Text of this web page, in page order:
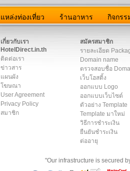
แหล่งท่องเที่ยว ร้านอาหาร กิจกรร
เกี่ยวกับเรา
HotelDirect.in.th
ติดต่อเรา
ข่าวสาร
แผนผัง
โฆษณา
User Agreement
Privacy Policy
สมาชิก
สมัครสมาชิก
รายละเอียด
Domain name
ตรวจสอบชื่อ
เว็บโฮสติ้ง
ออกแบบ Logo
ออกแบบเว็บไซต์
ตัวอย่าง Template
Template มาใหม่
วิธีการชำระเงิน
ยืนยันชำระเงิน
ต่ออายุ
"Our infrastructure is secured